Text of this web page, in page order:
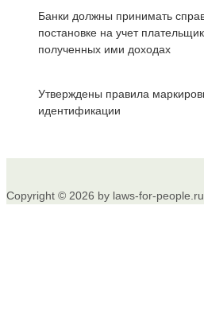
Банки должны принимать
постановке на учет
полученных ими доходах
Утверждены правила
идентификации
Copyright © 2026 by laws-for-people.ru